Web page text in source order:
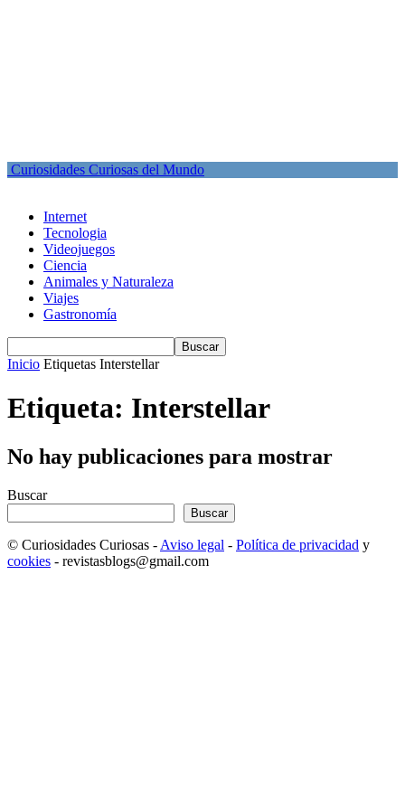
Curiosidades Curiosas del Mundo
Internet
Tecnologia
Videojuegos
Ciencia
Animales y Naturaleza
Viajes
Gastronomía
Inicio Etiquetas Interstellar
Etiqueta: Interstellar
No hay publicaciones para mostrar
Buscar
Buscar
© Curiosidades Curiosas - Aviso legal - Política de privacidad y
cookies - revistasblogs@gmail.com